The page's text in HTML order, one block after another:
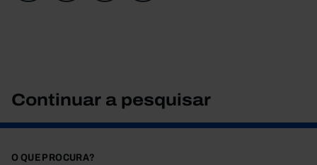
Continuar a pesquisar
O QUE PROCURA?